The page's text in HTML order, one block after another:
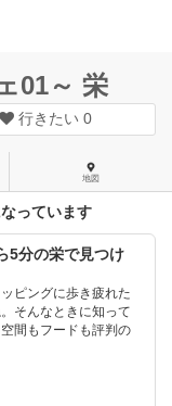
01～ 栄
行きたい 0
地図
っています
5分の栄で見つけ
ピングに歩き疲れた
そんなときに知って
間もフードも評判の